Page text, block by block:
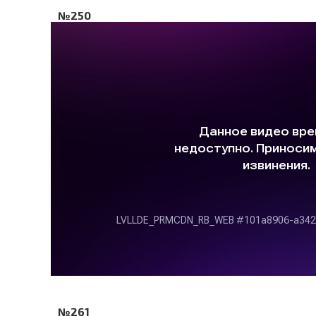
№250
№261